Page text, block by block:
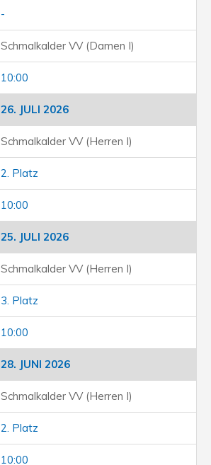
-
Schmalkalder VV (Damen I)
10:00
26. JULI 2026
Schmalkalder VV (Herren I)
2. Platz
10:00
25. JULI 2026
Schmalkalder VV (Herren I)
3. Platz
10:00
28. JUNI 2026
Schmalkalder VV (Herren I)
2. Platz
10:00